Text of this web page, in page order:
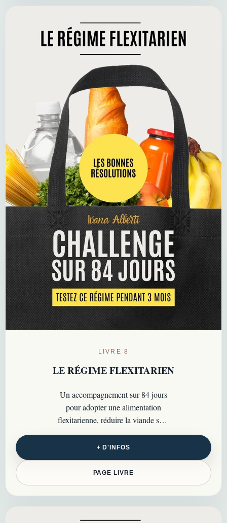
LIVRE 8
LE RÉGIME FLEXITARIEN
Un accompagnement sur 84 jours
pour adopter une alimentation
flexitarienne, réduire la viande sans
frustration et retrouver un équilibre
durable…
+ D'INFOS
PAGE LIVRE